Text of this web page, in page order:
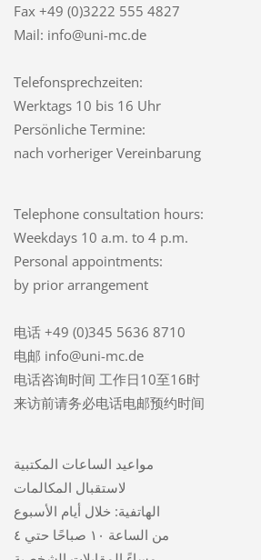
Fax +49 (0)3222 555 4827
Mail: info@uni-mc.de
Telefonsprechzeiten:
Werktags 10 bis 16 Uhr
Persönliche Termine:
nach vorheriger Vereinbarung
Telephone consultation hours:
Weekdays 10 a.m. to 4 p.m.
Personal appointments:
by prior arrangement
电话 +49 (0)345 5636 8710
电邮 info@uni-mc.de
电话咨询时间 工作日10至16时
来访前请务必电话电邮预约时间
مواعيد الساعات المكتبية
لاستقبال المكالمات
الهاتفية: خلال أيام الأسبوع
من الساعة ١٠ صباحًا حتي ٤